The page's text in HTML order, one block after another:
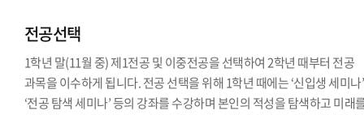
전공선택
1학년 말(11월 중) 제1전공 및 이중전공을 선택하여 2학년 때부터 전공
과목을 이수하게 됩니다. 전공 선택을 위해 1학년 때에는 ‘신입생 세미나
‘전공 탐색 세미나’ 등의 강좌를 수강하며 본인의 적성을 탐색하고 미래